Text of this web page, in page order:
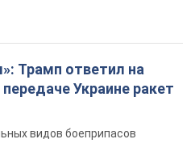
Трамп ответил на
Украине ракет
видов боеприпасов